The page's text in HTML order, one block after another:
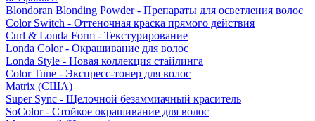
Blondoran Blonding Powder - Препараты для осветления волос
Color Switch - Оттеночная краска прямого действия
Curl & Londa Form - Текстурирование
Londa Color - Окрашивание для волос
Londa Style - Новая коллекция стайлинга
Color Tune - Экспресс-тонер для волос
Matrix (США)
Super Sync - Щелочной безаммиачный краситель
SoColor - Стойкое окрашивание для волос